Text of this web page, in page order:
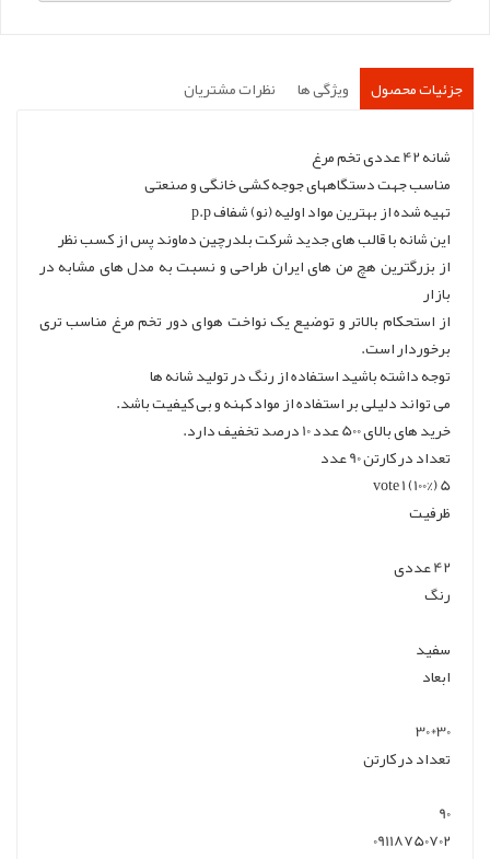
جزئیات محصول ویژگی ها نظرات مشتریان
شانه 42 عددی تخم مرغ
مناسب جهت دستگاههای جوجه کشی خانگی و صنعتی
تهیه شده از بهترین مواد اولیه (نو) شفاف p.p
این شانه با قالب های جدید شرکت بلدرچین دماوند پس از کسب نظر
از بزرگترین هچ من های ایران طراحی و نسبت به مدل های مشابه در
بازار
از استحکام بالاتر و توضیع یک نواخت هوای دور تخم مرغ مناسب تری
برخوردار است.
توجه داشته باشید استفاده از رنگ در تولید شانه ها
می تواند دلیلی بر استفاده از مواد کهنه و بی کیفیت باشد.
خرید های بالای 500 عدد 10 درصد تخفیف دارد.
تعداد در کارتن 90 عدد
5 (100%) 1 vote
ظرفیت
42 عددی
رنگ
سفید
ابعاد
30*30
تعداد در کارتن
90
09118750702